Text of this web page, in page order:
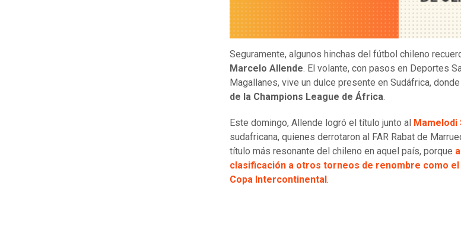
Seguramente, algunos hinchas del fútbol chileno
Marcelo Allende. El volante, con pasos en Deportes
Magallanes, vive un dulce presente en Sudáfrica, donde
de la Champions League de África.
Este domingo, Allende logró el título junto al Mamelodi
sudafricana, quienes derrotaron al FAR Rabat de
título más resonante del chileno en aquel país, porque
clasificación a otros torneos de renombre como el
Copa Intercontinental .